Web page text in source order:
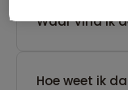
Waar vind ik
Hoe weet ik